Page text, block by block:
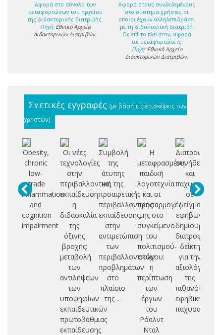
Αφορά στο σύνολο των
μεταφορτώσων του αρχείου
της διδακτορικής διατριβής.
Πηγή: Εθνικό Αρχείο
Διδακτορικών Διατριβών.
Αφορά στους συνδεδεμένους
στο σύστημα χρήστες οι
οποίοι έχουν αλληλεπιδράσει
με τη διδακτορική διατριβή.
Ως επί το πλείστον, αφορά
τις μεταφορτώσεις.
Πηγή: Εθνικό Αρχείο
Διδακτορικών Διατριβών.
Σχετικές εγγραφές (με βάση τις επισκέψεις των
χρηστών)
Obesity,
chronic
low-
grade
inflammation
and
cognition
impairment
Οι νέες
τεχνολογίες
στην
περιβαλλοντική
εκπαίδευση:
η
διδασκαλία
της
όξινης
βροχής:
μεταβολή
των
αντιλήψεων
των
υποψηφίων
εκπαιδευτικών
πρωτοβάθμιας
εκπαίδευσης
Συμβολή
της
άτυπης
και της
προαιρετικής
περιβαλλοντικής
εκπαίδευσης,
στην
αντιμετώπιση
των
περιβαλλοντικών
προβλημάτων
στο
πλαίσιο
της ...
Η
μεταφρασμένη
παιδική
λογοτεχνία
και οι
προσαρμογές
της στο
συγκείμενο
του
πολιτισμού-
στόχου:
η
περίπτωση
των
έργων
του
Ρόαλντ
Νταλ
Διατροφικές
συνήθειες
και
παχυσαρκία
σε
δείγμα
εφήβων:
δημιουργία
διατροφικού
δείκτη
για την
αξιολόγηση
της
πιθανότητας
εφηβικής
παχυσαρκίας